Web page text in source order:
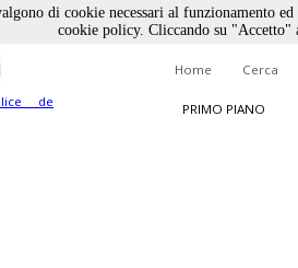
de
Home Cerca
PRIMO PIANO
di cookie necessari al funzionamento
cookie policy. Cliccando su "Accetto"